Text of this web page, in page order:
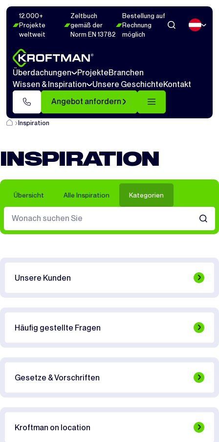
12.000+
Projekte
weltweit
Zeltbuch
gemäß der
Norm EN 13782
Bestellung auf
Rechnung
möglich
Überdachungen ProjekteBranchen
Wissen & Inspiration
Unsere GeschichteKontakt
Angebot anfordern
Inspiration
INSPIRATION
Übersicht Alle Inspiration Kategorien
Unsere Kunden
Häufig gestellte Fragen
Gesetze & Vorschriften
Kroftman on location